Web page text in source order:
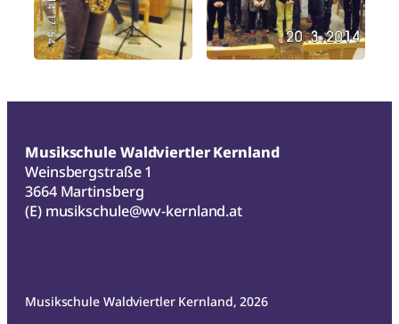
Musikschule Waldviertler Kernland
Weinsbergstraße 1
3664 Martinsberg
(E) musikschule@wv-kernland.at
Musikschule Waldviertler Kernland, 2026